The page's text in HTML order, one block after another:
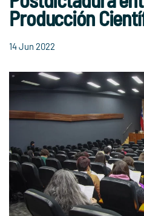
Producción
14 Jun 2022